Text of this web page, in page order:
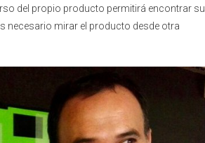
del propio producto permitirá encontrar su
necesario mirar el producto desde otra